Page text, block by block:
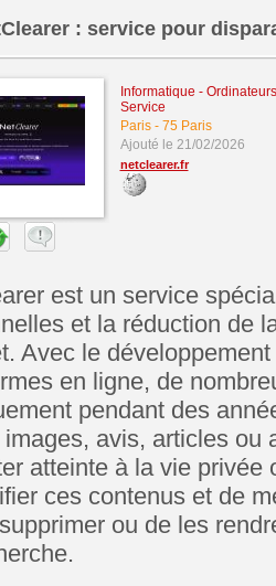
: service pour
Informatique -
Service
Paris- 75 Paris
Ajouté le 21/02/2026
netclearer.fr
est un service
et la réduction de
Avec le
en ligne, de
pendant des
images, avis, articles ou
atteinte à la vie privée
ces contenus et de
ou de les